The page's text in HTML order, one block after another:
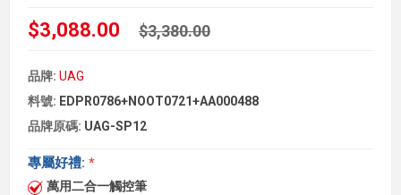
$3,088.00 $3,380.00
品牌: UAG
料號: EDPR0786+NOOT0721+AA000488
品牌原碼: UAG-SP12
專屬好禮: *
萬用二合一觸控筆